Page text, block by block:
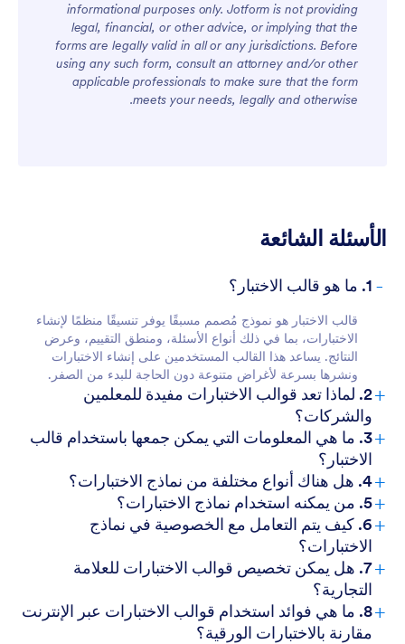
informational purposes only. Jotform is not providing
legal, financial, or other advice, or implying that the
forms are legally valid in all or any jurisdictions. Before
using any such form, consult an attorney and/or other
applicable professionals to make sure that the form
meets your needs, legally and otherwise.
الأسئلة الشائعة
- 1. ما هو قالب الاختبار؟
قالب الاختبار هو نموذج مُصمم مسبقًا يوفر تنسيقًا منظمًا لإنشاء
الاختبارات، بما في ذلك أنواع الأسئلة، ومنطق التقييم، وعرض
النتائج. يساعد هذا القالب المستخدمين على إنشاء الاختبارات
ونشرها بسرعة لأغراض متنوعة دون الحاجة للبدء من الصفر.
+
2. لماذا تعد قوالب الاختبارات مفيدة للمعلمين
والشركات؟
+
3. ما هي المعلومات التي يمكن جمعها باستخدام قالب
الاختبار؟
+4. هل هناك أنواع مختلفة من نماذج الاختبارات؟
+5. من يمكنه استخدام نماذج الاختبارات؟
+
6. كيف يتم التعامل مع الخصوصية في نماذج
الاختبارات؟
+
7. هل يمكن تخصيص قوالب الاختبارات للعلامة
التجارية؟
+
8. ما هي فوائد استخدام قوالب الاختبارات عبر الإنترنت
مقارنة بالاختبارات الورقية؟